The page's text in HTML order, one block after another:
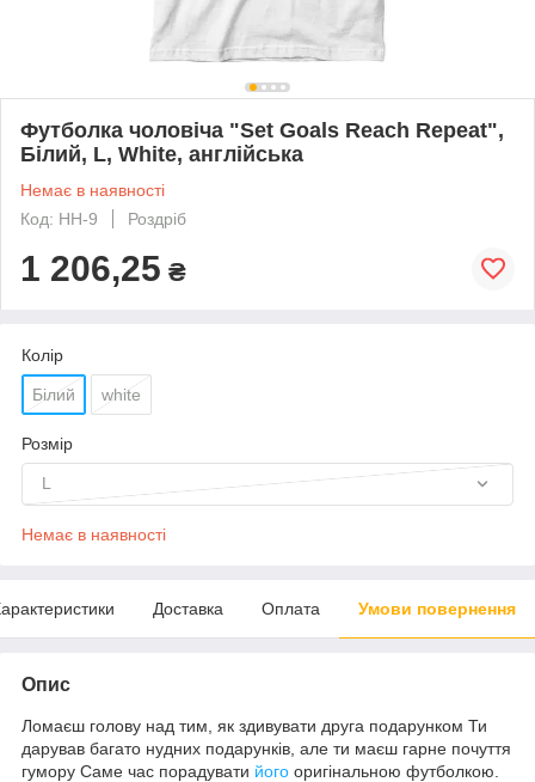
Футболка чоловіча "Set Goals Reach Repeat",
Білий, L, White, англійська
Немає в наявності
Код: HH-9
Роздріб
1 206,25 ₴
Колір
Білий white
Розмір
L
Немає в наявності
Доставка Оплата Умови повернення
Опис
Ломаєш голову над тим, як здивувати друга подарунком Ти
дарував багато нудних подарунків, але ти маєш гарне почуття
гумору Саме час порадувати його оригінальною футболкою.